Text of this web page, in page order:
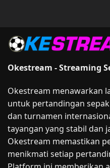
Okestream - Streaming
Okestream menawarkan
untuk pertandingan
dan turnamen
tayangan yang stabil dan
Okestream memastikan
menikmati setiap